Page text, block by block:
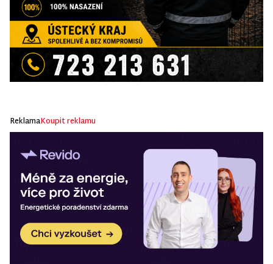
ReklamaKoupit reklamu